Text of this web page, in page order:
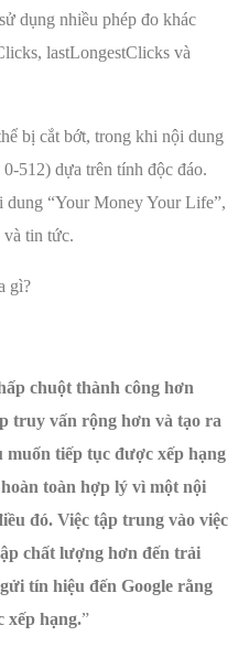
dụng nhiều phép đo khác
lastLongestClicks và
bị cắt bớt, trong khi nội dung
512) dựa trên tính độc đáo.
“Your Money Your Life”,
và tin tức.
gì?
chuột thành công hơn
truy vấn rộng hơn và tạo ra
muốn tiếp tục được xếp hạng
toàn hợp lý vì một nội
đó. Việc tập trung vào việc
chất lượng hơn đến trải
tín hiệu đến Google rằng
xếp hạng.”